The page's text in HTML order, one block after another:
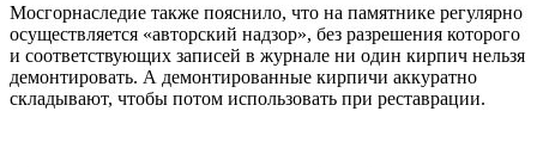
Мосгорнаследие также пояснило, что на памятнике регулярно
осуществляется «авторский надзор», без разрешения которого
и соответствующих записей в журнале ни один кирпич нельзя
демонтировать. А демонтированные кирпичи аккуратно
складывают, чтобы потом использовать при реставрации.